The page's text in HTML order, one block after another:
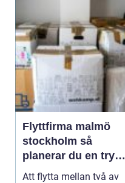
och besökare. När
många människor
passerar samma entré
varje dag blir ...
Flyttfirma malmö
stockholm så
planerar du en trygg
flytt mellan städerna
Att flytta mellan två av